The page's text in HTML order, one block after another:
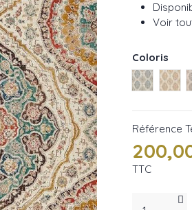
Voir
Coloris
Blue ref
Référence
TTC